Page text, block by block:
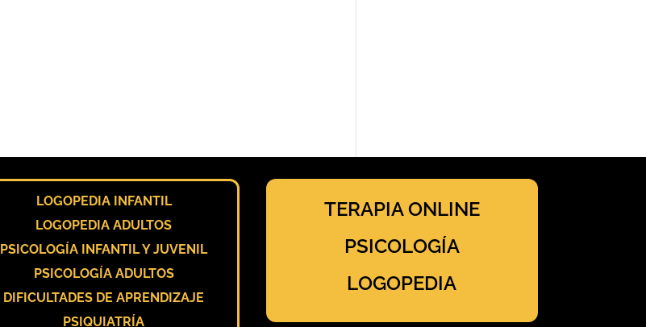
LOGOPEDIA INFANTIL
LOGOPEDIA ADULTOS
PSICOLOGÍA INFANTIL Y JUVENIL
PSICOLOGÍA ADULTOS
DIFICULTADES DE APRENDIZAJE
PSIQUIATRÍA
TERAPIA ONLINE
PSICOLOGÍA
LOGOPEDIA